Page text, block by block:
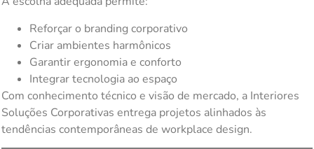
Reforçar o branding corporativo
Criar ambientes harmônicos
Garantir ergonomia e conforto
Integrar tecnologia ao espaço
Com conhecimento técnico e visão de mercado, a Interiores
Soluções Corporativas entrega projetos alinhados às
tendências contemporâneas de workplace design.